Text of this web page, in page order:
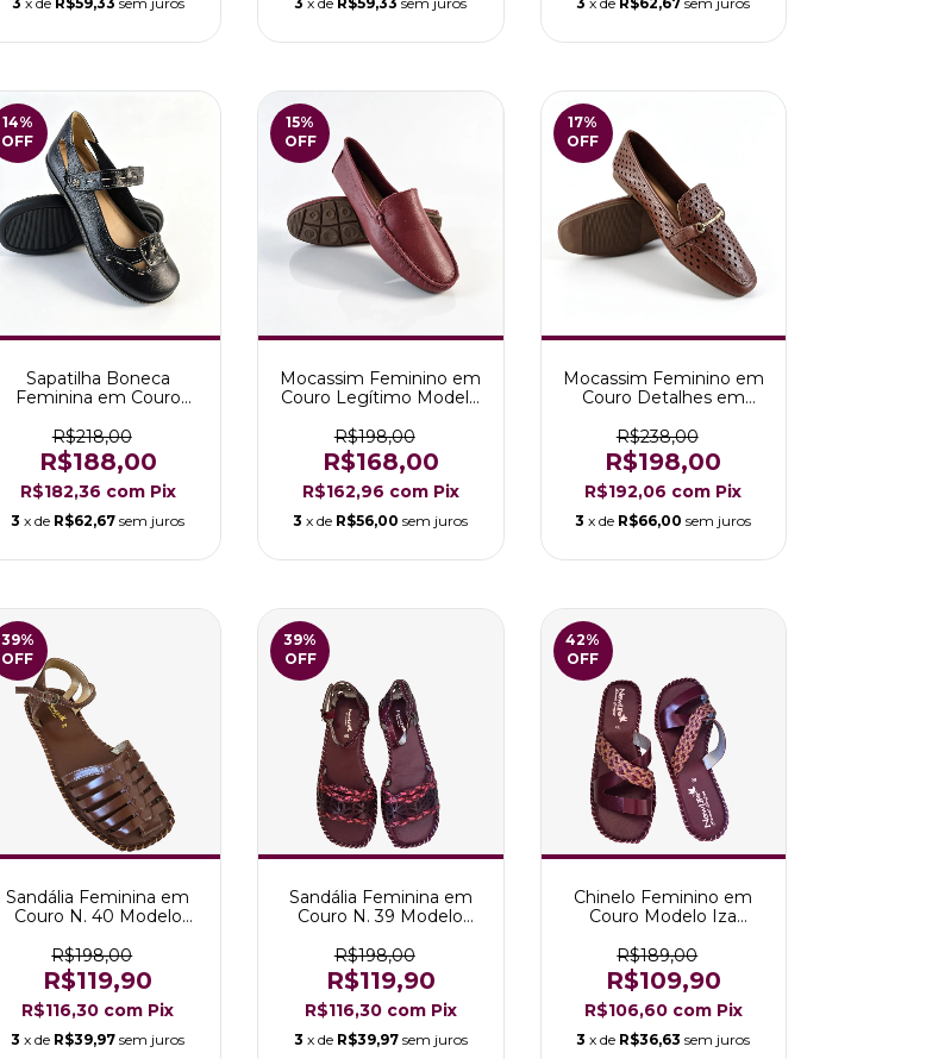
14%
OFF
Sapatilha Boneca
Feminina em Couro
R$218,00
R$188,00
R$182,36 com Pix
3 x de R$62,67 sem juros
15%
OFF
Mocassim Feminino em
Couro Legítimo Modelo
R$198,00
R$168,00
R$162,96 com Pix
3 x de R$56,00 sem juros
17%
OFF
Mocassim Feminino em
Couro Detalhes em
R$238,00
R$198,00
R$192,06 com Pix
3 x de R$66,00 sem juros
39%
OFF
Sandália Feminina em
Couro N. 40 Modelo
R$198,00
R$119,90
R$116,30 com Pix
3 x de R$39,97 sem juros
39%
OFF
Sandália Feminina em
Couro N. 39 Modelo
R$198,00
R$119,90
R$116,30 com Pix
3 x de R$39,97 sem juros
42%
OFF
Chinelo Feminino em
Couro Modelo Iza
R$189,00
R$109,90
R$106,60 com Pix
3 x de R$36,63 sem juros